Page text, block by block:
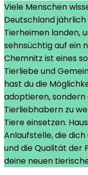
Viele Menschen
Deutschland jährlich
Tierheimen landen,
sehnsüchtig auf ein
Chemnitz ist eines
Tierliebe und
hast du die
adoptieren, sondern
Tierliebhabern zu
Tiere einsetzen.
Anlaufstelle, die
und die Qualität der
deine neuen